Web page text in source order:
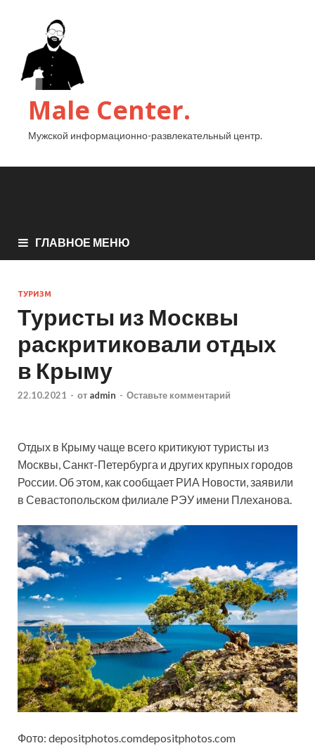
Male Center.
Мужской информационно-развлекательный центр.
ГЛАВНОЕ МЕНЮ
ТУРИЗМ
Туристы из Москвы
раскритиковали отдых
в Крыму
22.10.2021 - от admin - Оставьте комментарий
Отдых в Крыму чаще всего критикуют туристы из
Москвы, Санкт-Петербурга и других крупных городов
России. Об этом, как сообщает РИА Новости, заявили
в Севастопольском филиале РЭУ имени Плеханова.
Фото: depositphotos.comdepositphotos.com